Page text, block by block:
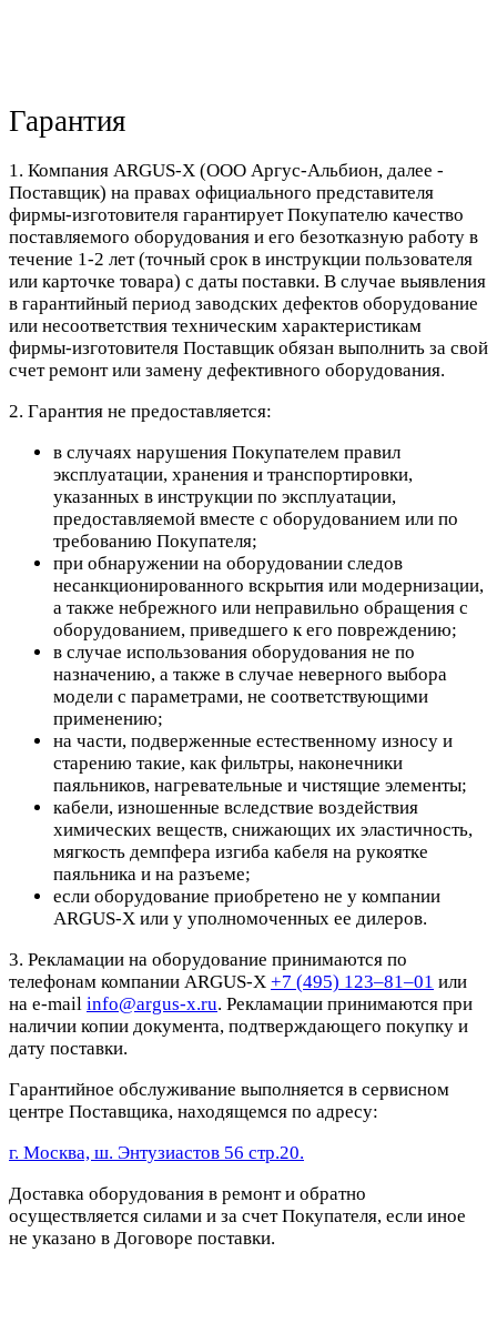
Гарантия
1. Компания ARGUS-X (ООО Аргус-Альбион, далее -
Поставщик) на правах официального представителя
фирмы-изготовителя гарантирует Покупателю качество
поставляемого оборудования и его безотказную работу в
течение 1-2 лет (точный срок в инструкции пользователя
или карточке товара) с даты поставки. В случае выявления
в гарантийный период заводских дефектов оборудование
или несоответствия техническим характеристикам
фирмы-изготовителя Поставщик обязан выполнить за свой
счет ремонт или замену дефективного оборудования.
2. Гарантия не предоставляется:
в случаях нарушения Покупателем правил
эксплуатации, хранения и транспортировки,
указанных в инструкции по эксплуатации,
предоставляемой вместе с оборудованием или по
требованию Покупателя;
при обнаружении на оборудовании следов
несанкционированного вскрытия или модернизации,
а также небрежного или неправильно обращения с
оборудованием, приведшего к его повреждению;
в случае использования оборудования не по
назначению, а также в случае неверного выбора
модели с параметрами, не соответствующими
применению;
на части, подверженные естественному износу и
старению такие, как фильтры, наконечники
паяльников, нагревательные и чистящие элементы;
кабели, изношенные вследствие воздействия
химических веществ, снижающих их эластичность,
мягкость демпфера изгиба кабеля на рукоятке
паяльника и на разъеме;
если оборудование приобретено не у компании
ARGUS-X или у уполномоченных ее дилеров.
3. Рекламации на оборудование принимаются по
телефонам компании ARGUS-X +7 (495) 123–81–01 или
на e-mail info@argus-x.ru. Рекламации принимаются при
наличии копии документа, подтверждающего покупку и
дату поставки.
Гарантийное обслуживание выполняется в сервисном
центре Поставщика, находящемся по адресу:
г. Москва, ш. Энтузиастов 56 стр.20.
Доставка оборудования в ремонт и обратно
осуществляется силами и за счет Покупателя, если иное
не указано в Договоре поставки.